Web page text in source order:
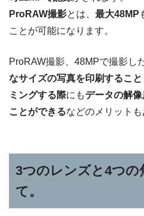
ProRAW撮影とは、 最大48MP
ことが可能になります。
ProRAW撮影、48MPで撮影し
なサイズの写真を印刷するこ
ミングする際にもデータの解
ことができるなどのメリットも
3つのレンズと4つの
て。